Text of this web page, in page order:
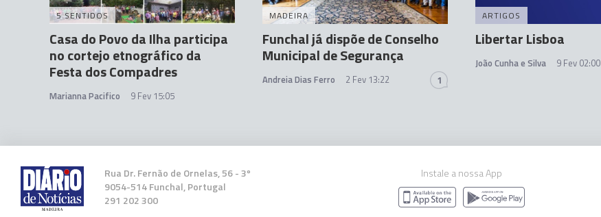
5 SENTIDOS
Casa do Povo da Ilha participa
no cortejo etnográfico da
Festa dos Compadres
Marianna Pacifico 9 Fev 15:05
MADEIRA
Funchal já dispõe de Conselho
Municipal de Segurança
Andreia Dias Ferro 2 Fev 13:22 1
ARTIGOS
Libertar Lisboa
João Cunha e Silva 9 Fev 02:00
Rua Dr. Fernão de Ornelas, 56 - 3º
9054-514 Funchal, Portugal
291 202 300
Instale a nossa App